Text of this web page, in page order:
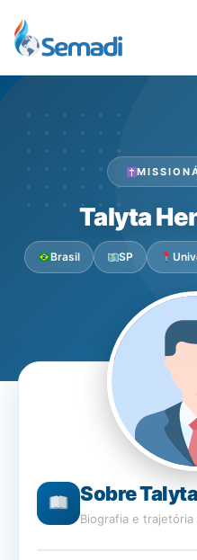
Talyta
Brasil SP
Sobre Talyta
Biografia e trajetória